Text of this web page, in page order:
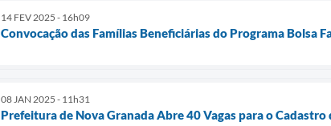
14 FEV 2025 - 16h09
Convocação das Famílias Beneficiárias do Programa Bolsa
08 JAN 2025 - 11h31
Prefeitura de Nova Granada Abre 40 Vagas para o